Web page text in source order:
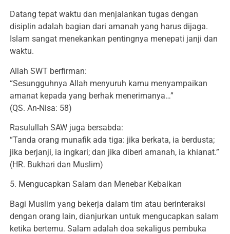
Datang tepat waktu dan menjalankan tugas dengan
disiplin adalah bagian dari amanah yang harus dijaga.
Islam sangat menekankan pentingnya menepati janji dan
waktu.
Allah SWT berfirman:
“Sesungguhnya Allah menyuruh kamu menyampaikan
amanat kepada yang berhak menerimanya…”
(QS. An-Nisa: 58)
Rasulullah SAW juga bersabda:
“Tanda orang munafik ada tiga: jika berkata, ia berdusta;
jika berjanji, ia ingkari; dan jika diberi amanah, ia khianat.”
(HR. Bukhari dan Muslim)
5. Mengucapkan Salam dan Menebar Kebaikan
Bagi Muslim yang bekerja dalam tim atau berinteraksi
dengan orang lain, dianjurkan untuk mengucapkan salam
ketika bertemu. Salam adalah doa sekaligus pembuka